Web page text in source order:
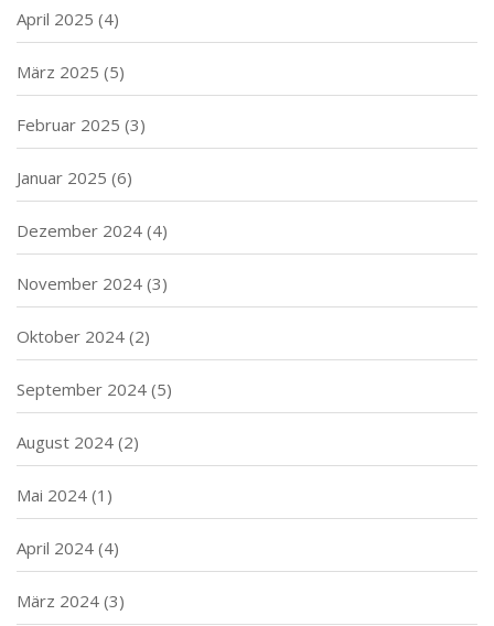
April 2025 (4)
März 2025 (5)
Februar 2025 (3)
Januar 2025 (6)
Dezember 2024 (4)
November 2024 (3)
Oktober 2024 (2)
September 2024 (5)
August 2024 (2)
Mai 2024 (1)
April 2024 (4)
März 2024 (3)